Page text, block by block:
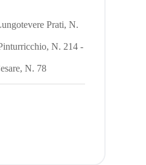
Prati, N.
N. 214 -
N. 78